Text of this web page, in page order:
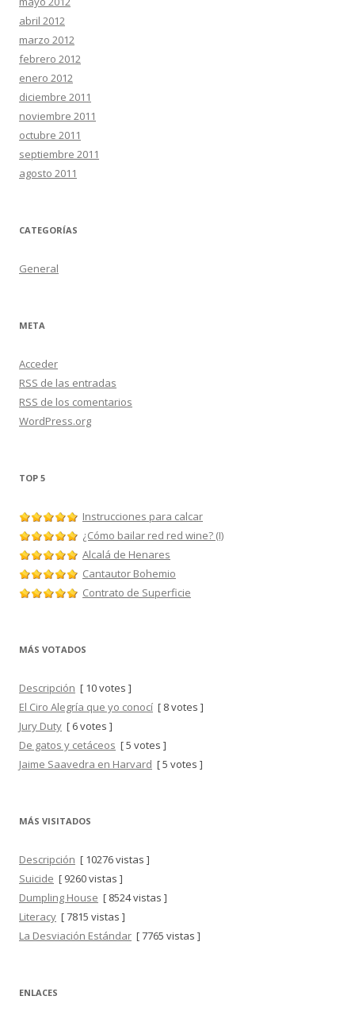
abril 2012
marzo 2012
febrero 2012
enero 2012
diciembre 2011
noviembre 2011
octubre 2011
septiembre 2011
agosto 2011
CATEGORÍAS
General
META
Acceder
RSS de las entradas
RSS de los comentarios
WordPress.org
TOP 5
Instrucciones para calcar
¿Cómo bailar red red wine? (I)
Alcalá de Henares
Cantautor Bohemio
Contrato de Superficie
MÁS VOTADOS
Descripción [ 10 votes ]
El Ciro Alegría que yo conocí [ 8 votes ]
Jury Duty [ 6 votes ]
De gatos y cetáceos [ 5 votes ]
Jaime Saavedra en Harvard [ 5 votes ]
MÁS VISITADOS
Descripción [ 10276 vistas ]
Suicide [ 9260 vistas ]
Dumpling House [ 8524 vistas ]
Literacy [ 7815 vistas ]
La Desviación Estándar [ 7765 vistas ]
ENLACES